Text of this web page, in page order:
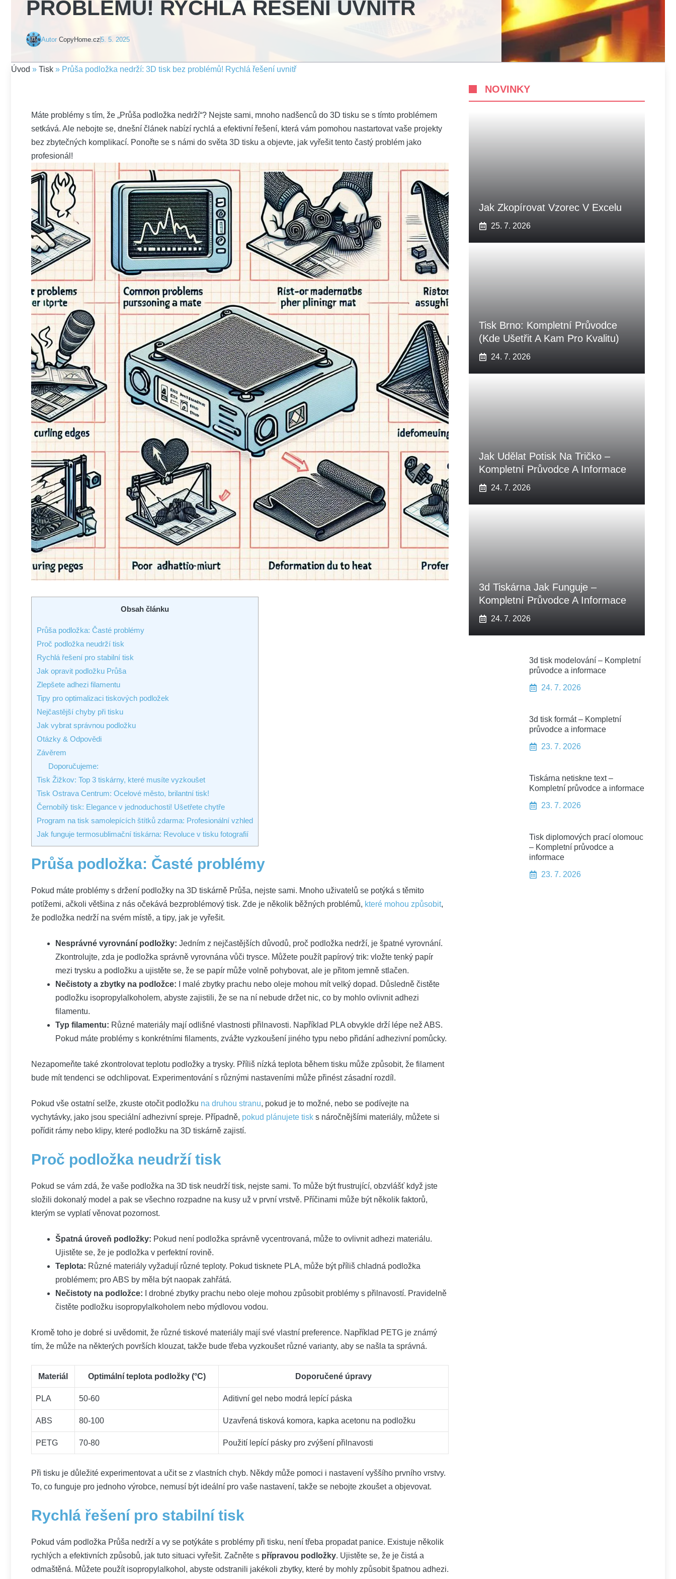
PROBLÉMŮ! RYCHLÁ ŘEŠENÍ UVNITŘ
Autor CopyHome.cz5. 5. 2025
Úvod » Tisk » Průša podložka nedrží: 3D tisk bez problémů! Rychlá řešení uvnitř
Máte problémy s tím, že „Průša podložka nedrží“? Nejste sami, mnoho nadšenců do 3D tisku se s tímto problémem
setkává. Ale nebojte se, dnešní článek nabízí rychlá a efektivní řešení, která vám pomohou nastartovat vaše projekty
bez zbytečných komplikací. Ponořte se s námi do světa 3D tisku a objevte, jak vyřešit tento častý problém jako
profesionál!
Obsah článku
Průša podložka: Časté problémy
Proč podložka neudrží tisk
Rychlá řešení pro stabilní tisk
Jak opravit podložku Průša
Zlepšete adhezi filamentu
Tipy pro optimalizaci tiskových podložek
Nejčastější chyby při tisku
Jak vybrat správnou podložku
Otázky & Odpovědi
Závěrem
Doporučujeme:
Tisk Žižkov: Top 3 tiskárny, které musíte vyzkoušet
Tisk Ostrava Centrum: Ocelové město, brilantní tisk!
Černobílý tisk: Elegance v jednoduchosti! Ušetřete chytře
Program na tisk samolepících štítků zdarma: Profesionální vzhled
Jak funguje termosublimační tiskárna: Revoluce v tisku fotografií
Průša podložka: Časté problémy
Pokud máte problémy s držení podložky na 3D tiskárně Průša, nejste sami. Mnoho uživatelů se potýká s těmito
potížemi, ačkoli většina z nás očekává bezproblémový tisk. Zde je několik běžných problémů, které mohou způsobit,
že podložka nedrží na svém místě, a tipy, jak je vyřešit.
Nesprávné vyrovnání podložky: Jedním z nejčastějších důvodů, proč podložka nedrží, je špatné vyrovnání.
Zkontrolujte, zda je podložka správně vyrovnána vůči trysce. Můžete použít papírový trik: vložte tenký papír
mezi trysku a podložku a ujistěte se, že se papír může volně pohybovat, ale je přitom jemně stlačen.
Nečistoty a zbytky na podložce: I malé zbytky prachu nebo oleje mohou mít velký dopad. Důsledně čistěte
podložku isopropylalkoholem, abyste zajistili, že se na ní nebude držet nic, co by mohlo ovlivnit adhezi
filamentu.
Typ filamentu: Různé materiály mají odlišné vlastnosti přilnavosti. Například PLA obvykle drží lépe než ABS.
Pokud máte problémy s konkrétními filaments, zvážte vyzkoušení jiného typu nebo přidání adhezivní pomůcky.
Nezapomeňte také zkontrolovat teplotu podložky a trysky. Příliš nízká teplota během tisku může způsobit, že filament
bude mít tendenci se odchlipovat. Experimentování s různými nastaveními může přinést zásadní rozdíl.
Pokud vše ostatní selže, zkuste otočit podložku na druhou stranu, pokud je to možné, nebo se podívejte na
vychytávky, jako jsou speciální adhezivní spreje. Případně, pokud plánujete tisk s náročnějšími materiály, můžete si
pořídit rámy nebo klipy, které podložku na 3D tiskárně zajistí.
Proč podložka neudrží tisk
Pokud se vám zdá, že vaše podložka na 3D tisk neudrží tisk, nejste sami. To může být frustrující, obzvlášť když jste
složili dokonalý model a pak se všechno rozpadne na kusy už v první vrstvě. Příčinami může být několik faktorů,
kterým se vyplatí věnovat pozornost.
Špatná úroveň podložky: Pokud není podložka správně vycentrovaná, může to ovlivnit adhezi materiálu.
Ujistěte se, že je podložka v perfektní rovině.
Teplota: Různé materiály vyžadují různé teploty. Pokud tisknete PLA, může být příliš chladná podložka
problémem; pro ABS by měla být naopak zahřátá.
Nečistoty na podložce: I drobné zbytky prachu nebo oleje mohou způsobit problémy s přilnavostí. Pravidelně
čistěte podložku isopropylalkoholem nebo mýdlovou vodou.
Kromě toho je dobré si uvědomit, že různé tiskové materiály mají své vlastní preference. Například PETG je známý
tím, že může na některých površích klouzat, takže bude třeba vyzkoušet různé varianty, aby se našla ta správná.
Materiál Optimální teplota podložky (°C) Doporučené úpravy
PLA 50-60 Aditivní gel nebo modrá lepící páska
ABS 80-100 Uzavřená tisková komora, kapka acetonu na podložku
PETG 70-80 Použití lepící pásky pro zvýšení přilnavosti
Při tisku je důležité experimentovat a učit se z vlastních chyb. Někdy může pomoci i nastavení vyššího prvního vrstvy.
To, co funguje pro jednoho výrobce, nemusí být ideální pro vaše nastavení, takže se nebojte zkoušet a objevovat.
Rychlá řešení pro stabilní tisk
Pokud vám podložka Průša nedrží a vy se potýkáte s problémy při tisku, není třeba propadat panice. Existuje několik
rychlých a efektivních způsobů, jak tuto situaci vyřešit. Začněte s přípravou podložky. Ujistěte se, že je čistá a
odmaštěná. Můžete použít isopropylalkohol, abyste odstranili jakékoli zbytky, které by mohly způsobit špatnou adhezi.
NOVINKY
Jak Zkopírovat Vzorec V Excelu
25. 7. 2026
Tisk Brno: Kompletní Průvodce
(Kde Ušetřit A Kam Pro Kvalitu)
24. 7. 2026
Jak Udělat Potisk Na Tričko –
Kompletní Průvodce A Informace
24. 7. 2026
3d Tiskárna Jak Funguje –
Kompletní Průvodce A Informace
24. 7. 2026
3d tisk modelování – Kompletní
průvodce a informace
24. 7. 2026
3d tisk formát – Kompletní
průvodce a informace
23. 7. 2026
Tiskárna netiskne text –
Kompletní průvodce a informace
23. 7. 2026
Tisk diplomových prací olomouc
– Kompletní průvodce a
informace
23. 7. 2026